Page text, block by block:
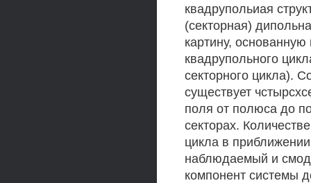
квадрупольиая
(секторная)
картину,
квадрупольного
секторного цикла).
существует
поля от полюса до
секторах.
цикла в
наблюдаемый и
компонент системы